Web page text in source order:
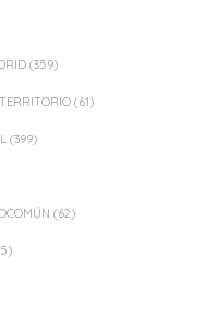
(359)
(61)
(399)
(62)